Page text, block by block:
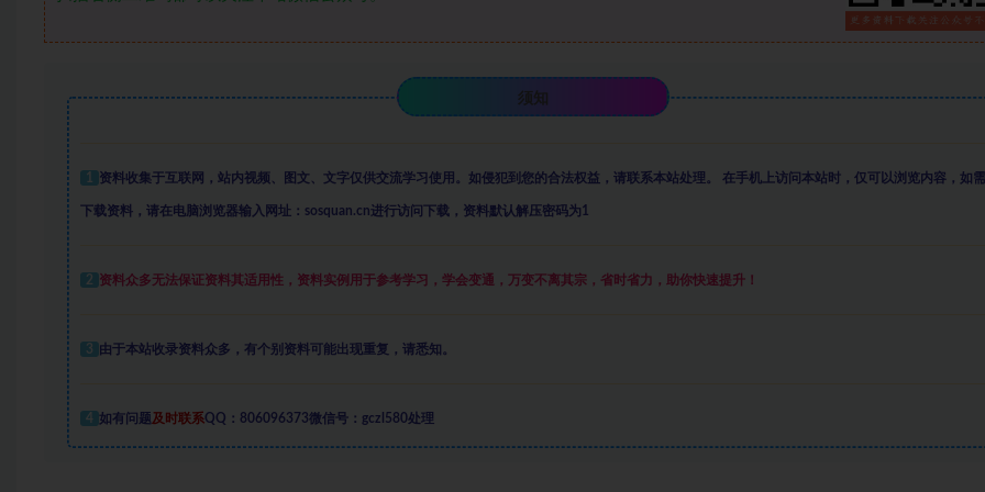
须知
1 资料收集于互联网 ， 站内视频、图文、文字仅供交流学习使用。如侵犯到您的合法权益，请联系本站处理。 在手机上访问本站时，仅可以浏览内容，如需
下载资料，请在电脑浏览器输入网址：sosquan.cn进行访问下载， 资料默认解压密码为1
2 资料众多无法保证资料其适用性，资料实例 用于参考学习，学会变通，万变不离其宗，省时省力，助你快速提升！
3 由于本站收录资料众多，有个别资料可能出现重复，请悉知。
4 如有问题 及时联系QQ：806096373微信号：gczl580处理